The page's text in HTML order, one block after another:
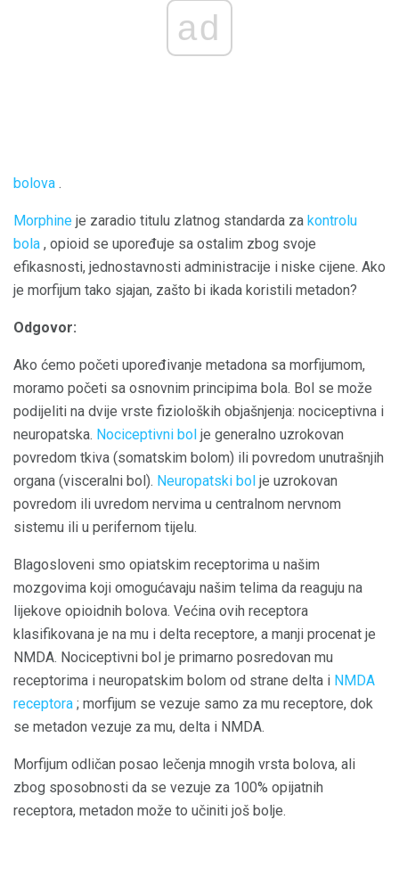
ad
bolova .
Morphine je zaradio titulu zlatnog standarda za kontrolu
bola , opioid se upoređuje sa ostalim zbog svoje
efikasnosti, jednostavnosti administracije i niske cijene. Ako
je morfijum tako sjajan, zašto bi ikada koristili metadon?
Odgovor:
Ako ćemo početi upoređivanje metadona sa morfijumom,
moramo početi sa osnovnim principima bola. Bol se može
podijeliti na dvije vrste fizioloških objašnjenja: nociceptivna i
neuropatska. Nociceptivni bol je generalno uzrokovan
povredom tkiva (somatskim bolom) ili povredom unutrašnjih
organa (visceralni bol). Neuropatski bol je uzrokovan
povredom ili uvredom nervima u centralnom nervnom
sistemu ili u perifernom tijelu.
Blagosloveni smo opiatskim receptorima u našim
mozgovima koji omogućavaju našim telima da reaguju na
lijekove opioidnih bolova. Većina ovih receptora
klasifikovana je na mu i delta receptore, a manji procenat je
NMDA. Nociceptivni bol je primarno posredovan mu
receptorima i neuropatskim bolom od strane delta i NMDA
receptora ; morfijum se vezuje samo za mu receptore, dok
se metadon vezuje za mu, delta i NMDA.
Morfijum odličan posao lečenja mnogih vrsta bolova, ali
zbog sposobnosti da se vezuje za 100% opijatnih
receptora, metadon može to učiniti još bolje.